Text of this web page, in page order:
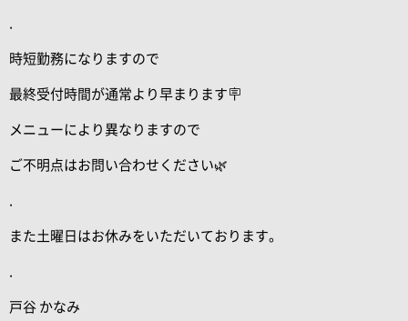
.
時短勤務になりますので
最終受付時間が通常より早まります🪧
メニューにより異なりますので
ご不明点はお問い合わせください🌿
.
また土曜日はお休みをいただいております。
.
戸谷 かなみ